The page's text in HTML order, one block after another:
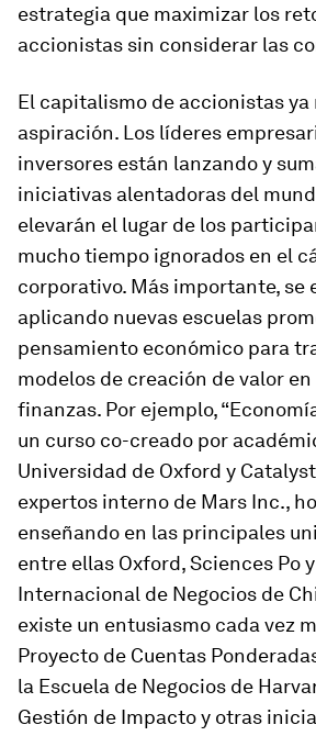
estrategia que maximizar los
accionistas sin considerar las
El capitalismo de accionistas ya
aspiración. Los líderes
inversores están lanzando y
iniciativas alentadoras del
elevarán el lugar de los
mucho tiempo ignorados en el
corporativo. Más importante, se
aplicando nuevas escuelas
pensamiento económico para
modelos de creación de valor
finanzas. Por ejemplo,
un curso co-creado por
Universidad de Oxford y
expertos interno de Mars Inc.,
enseñando en las principales
entre ellas Oxford, Sciences Po
Internacional de Negocios de
existe un entusiasmo cada vez
Proyecto de Cuentas
la Escuela de Negocios de
Gestión de Impacto y otras